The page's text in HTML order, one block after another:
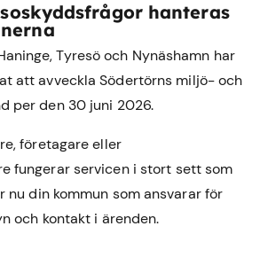
hanteras
Tyresö och Nynäshamn har
att avveckla Södertörns miljö- och
per den 30 juni 2026.
företagare eller
fungerar servicen i stort sett som
nu din kommun som ansvarar för
och kontakt i ärenden.